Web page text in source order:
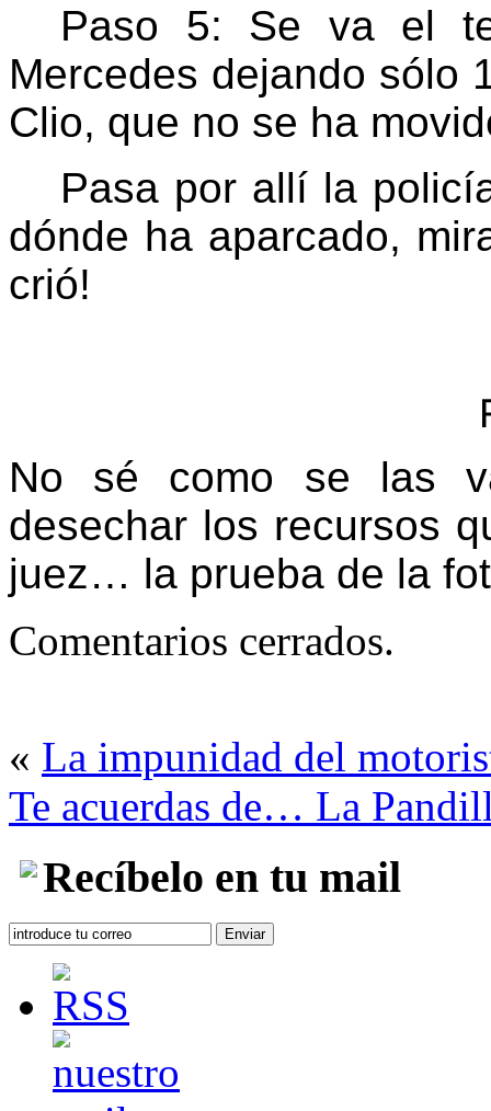
Paso 5: Se va el
Mercedes dejando sólo
Clio, que no se ha
Pasa por allí la
dónde ha aparcado,
crió!
No sé como se las
desechar los recursos
juez… la prueba de la
Comentarios cerrados.
« La impunidad del
Te acuerdas de… La
Recíbelo en tu mail